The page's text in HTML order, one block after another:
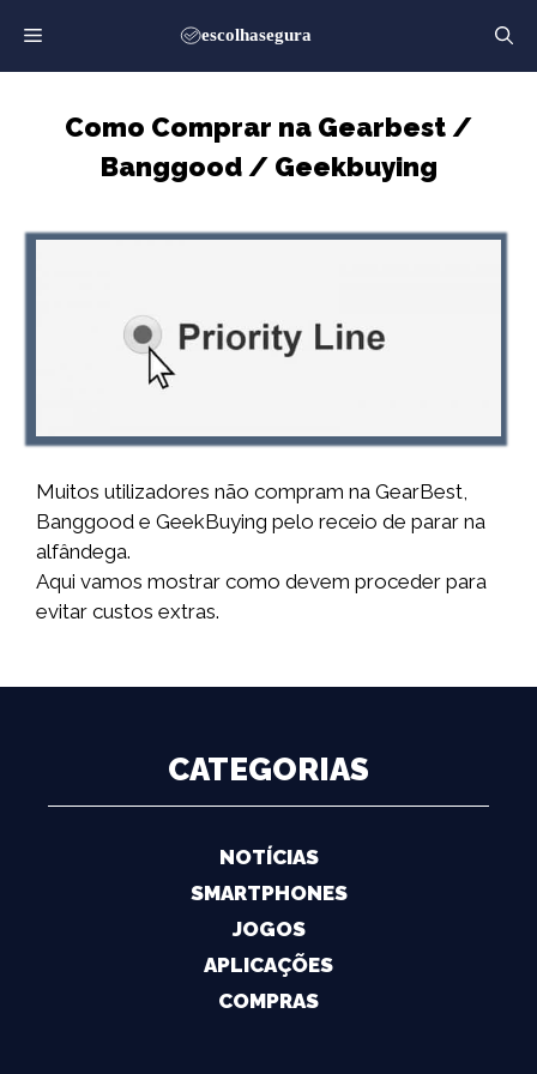
para
o
Como Comprar na Gearbest /
Banggood / Geekbuying
Muitos utilizadores não compram na GearBest,
Banggood e GeekBuying pelo receio de parar na
alfândega.
Aqui vamos mostrar como devem proceder para
evitar custos extras.
CATEGORIAS
NOTÍCIAS
SMARTPHONES
JOGOS
APLICAÇÕES
COMPRAS